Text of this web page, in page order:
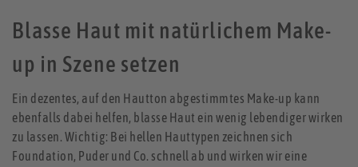
Blasse Haut mit natürlichem Make-
up in Szene setzen
Ein dezentes, auf den Hautton abgestimmtes Make-up kann
ebenfalls dabei helfen, blasse Haut ein wenig lebendiger wirken
zu lassen. Wichtig: Bei hellen Hauttypen zeichnen sich
Foundation, Puder und Co. schnell ab und wirken wir eine